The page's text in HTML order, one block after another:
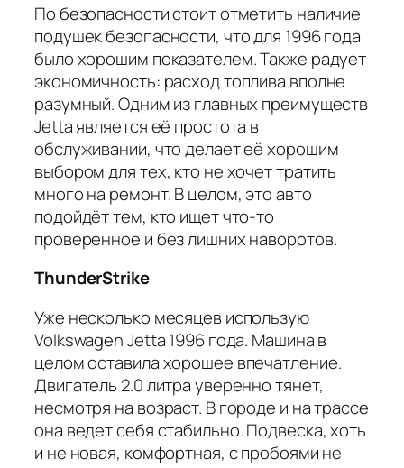
По безопасности стоит отметить наличие
подушек безопасности, что для 1996 года
было хорошим показателем. Также радует
экономичность: расход топлива вполне
разумный. Одним из главных преимуществ
Jetta является её простота в
обслуживании, что делает её хорошим
выбором для тех, кто не хочет тратить
много на ремонт. В целом, это авто
подойдёт тем, кто ищет что-то
проверенное и без лишних наворотов.
ThunderStrike
Уже несколько месяцев использую
Volkswagen Jetta 1996 года. Машина в
целом оставила хорошее впечатление.
Двигатель 2.0 литра уверенно тянет,
несмотря на возраст. В городе и на трассе
она ведет себя стабильно. Подвеска, хоть
и не новая, комфортная, с пробоями не